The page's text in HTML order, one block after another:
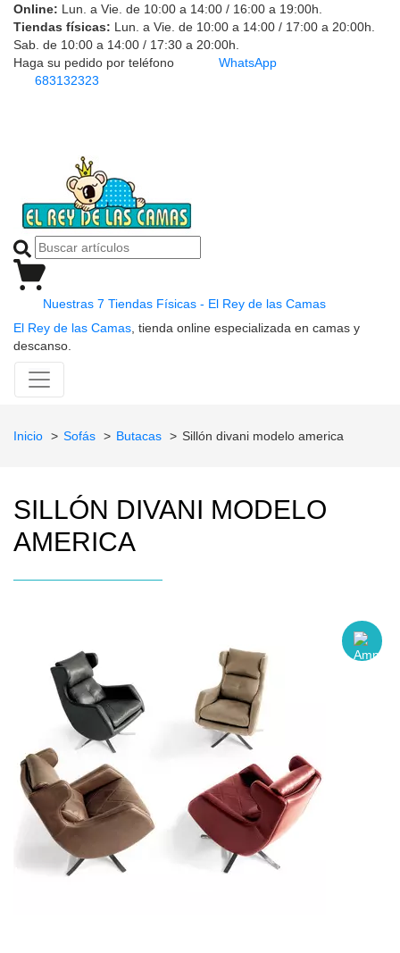
Online: Lun. a Vie. de 10:00 a 14:00 / 16:00 a 19:00h.
Tiendas físicas: Lun. a Vie. de 10:00 a 14:00 / 17:00 a 20:00h.
Sab. de 10:00 a 14:00 / 17:30 a 20:00h.
Haga su pedido por teléfono
683132323
WhatsApp
Nuestras 7 Tiendas Físicas - El Rey de las Camas
El Rey de las Camas , tienda online especializada en camas y
descanso.
Inicio Sofás Butacas Sillón divani modelo america
SILLÓN DIVANI MODELO
AMERICA